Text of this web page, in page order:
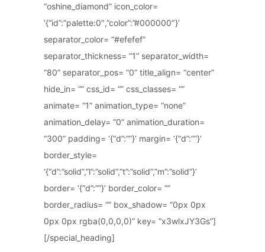
“oshine_diamond” icon_color=
‘{“id”:”palette:0″,”color”:”#000000″}’
separator_color= “#efefef”
separator_thickness= “1” separator_width=
“80” separator_pos= “0” title_align= “center”
hide_in= “” css_id= “” css_classes= “”
animate= “1” animation_type= “none”
animation_delay= “0” animation_duration=
“300” padding= ‘{“d”:””}’ margin= ‘{“d”:””}’
border_style=
‘{“d”:”solid”,”l”:”solid”,”t”:”solid”,”m”:”solid”}’
border= ‘{“d”:””}’ border_color= “”
border_radius= “” box_shadow= “0px 0px
0px 0px rgba(0,0,0,0)” key= “x3wlxJY3Gs”]
[/special_heading]